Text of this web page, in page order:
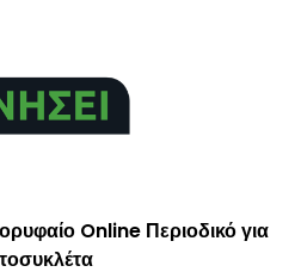
Online Περιοδικό για